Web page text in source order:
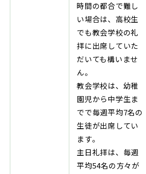
時間の都合で難し
い場合は、高校生
でも教会学校の礼
拝に出席していた
だいても構いませ
ん。
教会学校は、幼稚
園児から中学生ま
でで毎週平均7名の
生徒が出席してい
ます。
主日礼拝は、毎週
平均54名の方々が